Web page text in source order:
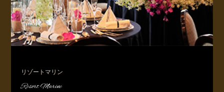
リゾートマリン
Resort Marine